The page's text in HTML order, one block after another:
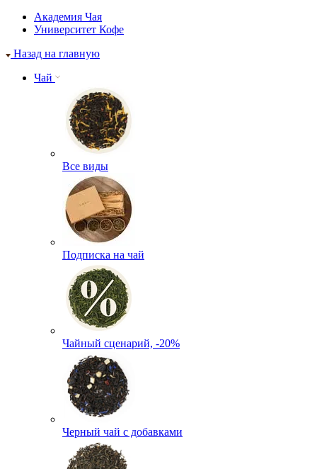
Академия Чая
Университет Кофе
Назад на главную
Чай
Все виды
Подписка на чай
Чайный сценарий, -20%
Черный чай с добавками